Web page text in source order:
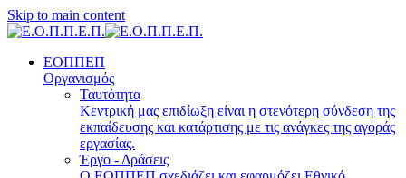
Skip to main content
ΕΟΠΠΕΠ
Οργανισμός
Ταυτότητα
Κεντρική μας επιδίωξη είναι η στενότερη σύνδεση της
εκπαίδευσης και κατάρτισης με τις ανάγκες της αγοράς
εργασίας.
Έργο - Δράσεις